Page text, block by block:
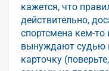
кажется, что
действительно,
спортсмена кем-то
вынуждают судью
карточку